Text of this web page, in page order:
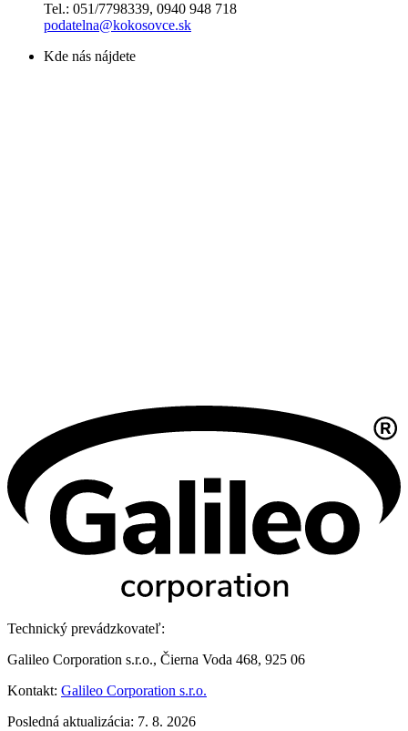
Tel.: 051/7798339, 0940 948 718
podatelna@kokosovce.sk
Kde nás nájdete
Technický prevádzkovateľ:
Galileo Corporation s.r.o., Čierna Voda 468, 925 06
Kontakt: Galileo Corporation s.r.o.
Posledná aktualizácia: 7. 8. 2026